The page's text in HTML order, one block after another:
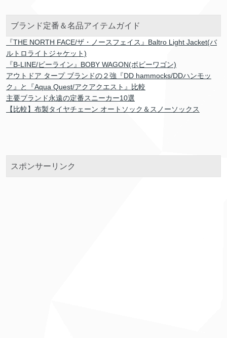
ブランド定番＆名品アイテムガイド
『THE NORTH FACE/ザ・ノースフェイス』Baltro Light Jacket(バ
ルトロライトジャケット)
『B-LINE/ビーライン』BOBY WAGON(ボビーワゴン)
アウトドア タープ ブランドの２強『DD hammocks/DDハンモッ
ク』と『Aqua Quest/アクアクエスト』比較
主要ブランド永遠の定番スニーカー10選
【比較】布製タイヤチェーン オートソック＆スノーソックス
スポンサーリンク